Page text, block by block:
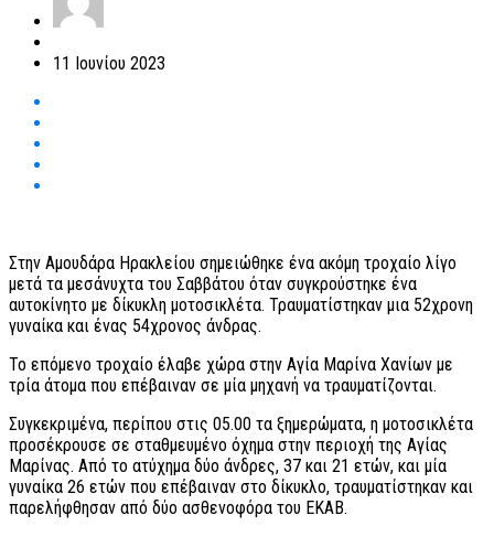
11 Ιουνίου 2023
Στην Αμουδάρα Ηρακλείου σημειώθηκε ένα ακόμη τροχαίο λίγο
μετά τα μεσάνυχτα του Σαββάτου όταν συγκρούστηκε ένα
αυτοκίνητο με δίκυκλη μοτοσικλέτα. Τραυματίστηκαν μια 52χρονη
γυναίκα και ένας 54χρονος άνδρας.
Το επόμενο τροχαίο έλαβε χώρα στην Αγία Μαρίνα Χανίων με
τρία άτομα που επέβαιναν σε μία μηχανή να τραυματίζονται.
Συγκεκριμένα, περίπου στις 05.00 τα ξημερώματα, η μοτοσικλέτα
προσέκρουσε σε σταθμευμένο όχημα στην περιοχή της Αγίας
Μαρίνας. Από το ατύχημα δύο άνδρες, 37 και 21 ετών, και μία
γυναίκα 26 ετών που επέβαιναν στο δίκυκλο, τραυματίστηκαν και
παρελήφθησαν από δύο ασθενοφόρα του ΕΚΑΒ.